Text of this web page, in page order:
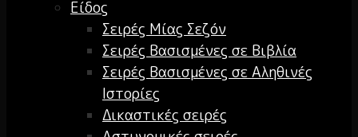
Είδος
Σειρές Μίας Σεζόν
Σειρές Βασισμένες σε Βιβλία
Σειρές Βασισμένες σε Αληθινές
Ιστορίες
Δικαστικές σειρές